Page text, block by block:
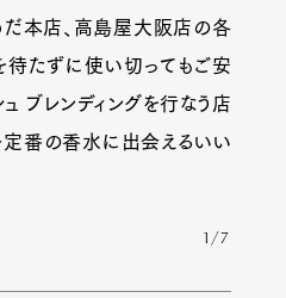
Product
Culture
だ本店、高島屋大阪店の各
待たずに使い切ってもご安
ブレンディングを行なう店
定番の香水に出会えるいい
1/7